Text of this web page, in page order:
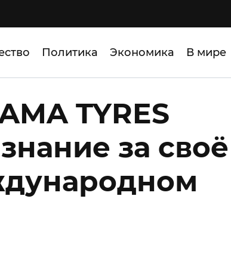
Политика Экономика В мире
TYRES
за своё